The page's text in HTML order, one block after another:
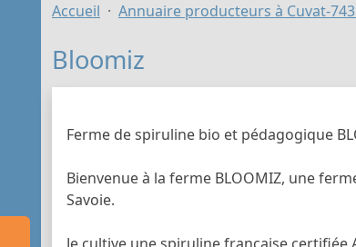
Accueil Annuaire producteurs à Cuvat-
Bloomiz
Ferme de spiruline bio et pédagogique
Bienvenue à la ferme BLOOMIZ, une
Savoie.
Je cultive une spiruline française